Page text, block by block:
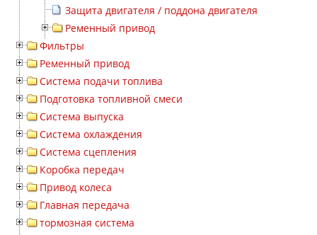
Защита двигателя / поддона двигателя
Ременный привод
Фильтры
Ременный привод
Система подачи топлива
Подготовка топливной смеси
Система выпуска
Система охлаждения
Система сцепления
Коробка передач
Привод колеса
Главная передача
тормозная система